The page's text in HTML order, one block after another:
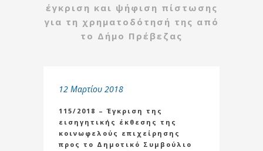
έγκριση και ψήφιση πίστωσης
για τη χρηματοδότησή της από
το Δήμο Πρέβεζας
12 Μαρτίου 2018
115/2018 – Έγκριση της
εισηγητικής έκθεσης της
κοινωφελούς επιχείρησης
προς το Δημοτικό Συμβούλιο